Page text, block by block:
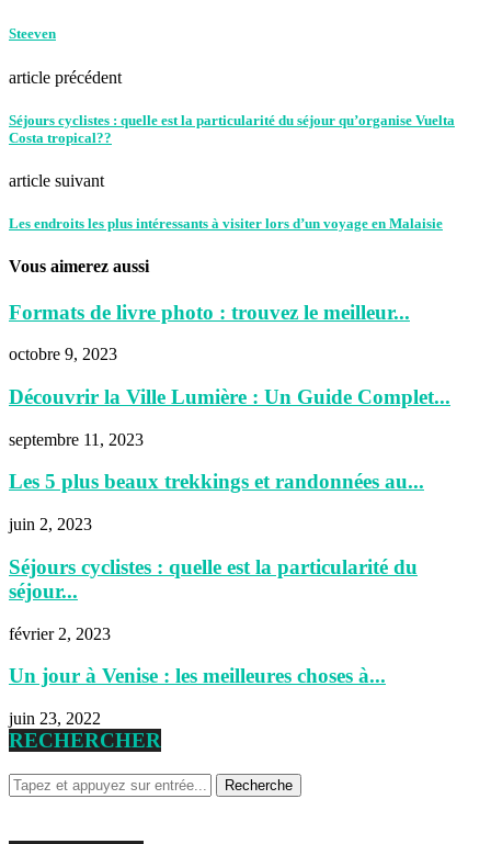
Steeven
article précédent
Séjours cyclistes : quelle est la particularité du séjour qu’organise Vuelta
Costa tropical??
article suivant
Les endroits les plus intéressants à visiter lors d’un voyage en Malaisie
Vous aimerez aussi
Formats de livre photo : trouvez le meilleur...
octobre 9, 2023
Découvrir la Ville Lumière : Un Guide Complet...
septembre 11, 2023
Les 5 plus beaux trekkings et randonnées au...
juin 2, 2023
Séjours cyclistes : quelle est la particularité du
séjour...
février 2, 2023
Un jour à Venise : les meilleures choses à...
juin 23, 2022
RECHERCHER